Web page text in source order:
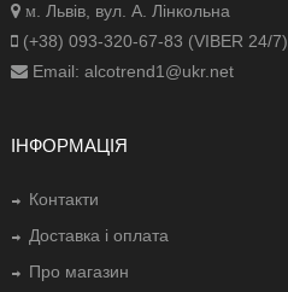
м
. Львів, вул. А. Лінкольна
(+38) 093-320-67-83 (VIBER 24/7)
Email: alcotrend1@ukr.net
ІНФОРМАЦІЯ
Контакти
Доставка і оплата
Про магазин